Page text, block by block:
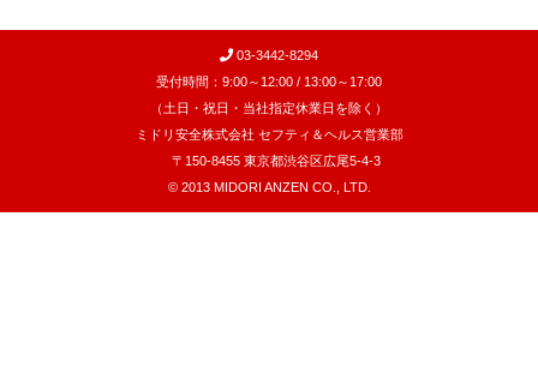
03-3442-8294
受付時間：9:00～12:00 / 13:00～17:00
（土日・祝日・当社指定休業日を除く）
ミドリ安全株式会社 セフティ＆ヘルス営業部
〒150-8455 東京都渋谷区広尾5-4-3
© 2013 MIDORI ANZEN CO., LTD.